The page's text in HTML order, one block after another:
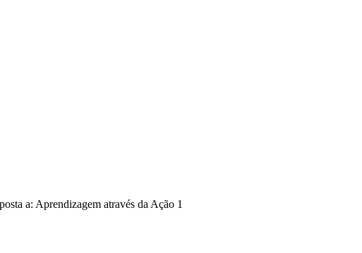
a: Aprendizagem através da Ação 1